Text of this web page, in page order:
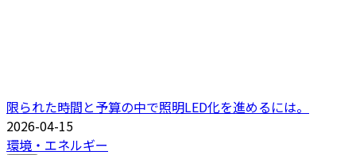
限られた時間と予算の中で照明LED化を進めるには。
2026-04-15
環境・エネルギー